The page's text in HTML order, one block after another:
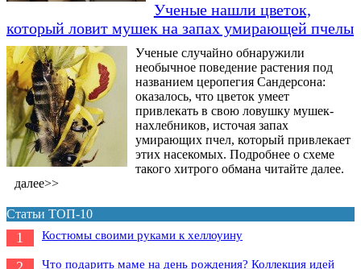
Ученые нашли цветок,
который ловит мушек на запах умирающей пчелы
Ученые случайно обнаружили
необычное поведение растения под
названием церопегия Сандерсона:
оказалось, что цветок умеет
привлекать в свою ловушку мушек-
нахлебников, источая запах
умирающих пчел, который привлекает
этих насекомых. Подробнее о схеме
такого хитрого обмана читайте далее.
далее>>
Статьи ТОП-10
1 Костюмы своими руками к хеллоуину
Что подарить маме на день рождения? Коллекция идей